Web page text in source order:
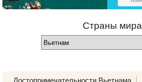
Страны мира
Достопримечательности Вьетнама